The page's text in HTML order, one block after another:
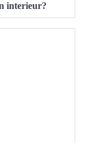
interieur?